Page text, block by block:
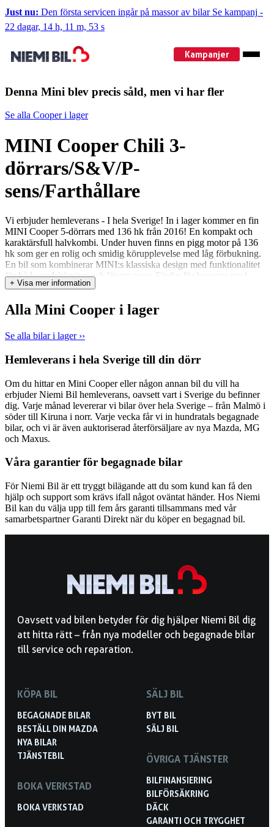
Just nu: Den första servicen ingår på massor av bilar Se kampanj -
22 dagar, 14 h, 11 m, 53 s
Kampanjer
Denna Mini blev precis såld, men vi har fler
Se alla Cooper i lager
MINI Cooper Chili 3-
dörrars/S&V/P-
sens/Farthållare
Vi erbjuder hemleverans - I hela Sverige! In i lager kommer en fin
MINI Cooper 5-dörrars med 136 hk från 2016! En kompakt och
karaktärsfull halvkombi. Under huven finns en pigg motor på 136
hk som ger en rolig och smidig körupplevelse med låg förbukning.
En bil som kombinerar MINI:s klassiska design med funktionalitet
för både stadskörning och längre turer. Färdig för leverans med
sommar- och vinterhjul, bluetooth, elhissar, AUX, USB, keyless
• Blandad förbrukning: 0,45 L/mil • Besiktigad till och med 2027-
05-31 • Trafikgaranti ingår • Årlig skatt: 360 kr Vill du veta mer om
bilen? På niemibil.se kan du bland annat: • Räkna ut din
månadskostnad • Boka en digital visning • Reservera bilen i 12
timmar Vill du ha hjälp med finansiering, hemleverans, försäkring
eller ägarbyte? Kontakta oss så får du all information du behöver!
du behöver? Vi hjälper gärna till med extrautrustning före eller efter
leverans! Vill du byta in din nuvarande bil när du köper en ny? Inga
problem! Vi värderar din bil kostnadsfritt och lämnar ett prisförslag
direkt – Du behöver inte ens städa eller tvätta bilen! Niemi Bil –
Sveriges största hjärta för bilar 4,8 snittbetyg på Google 4,7
snittbetyg på Trustpilot Vid intresse ring 018-69 68 00 eller maila
76 för en provkörning!
+ Visa mer information
Alla Mini Cooper i lager
Se alla bilar i lager ››
Hemleverans i hela Sverige till din dörr
Om du hittar en Mini Cooper eller någon annan bil du vill ha
erbjuder Niemi Bil hemleverans, oavsett vart i Sverige du befinner
dig. Varje månad levererar vi bilar över hela Sverige – från Malmö i
söder till Kiruna i norr. Varje vecka får vi in hundratals begagnade
bilar, och vi är även auktoriserad återförsäljare av nya Mazda, MG
och Maxus.
Våra garantier för begagnade bilar
För Niemi Bil är ett tryggt bilägande att du som kund kan få den
hjälp och support som krävs ifall något oväntat händer. Hos Niemi
Bil kan du välja upp till fem års garanti tillsammans med vår
samarbetspartner Garanti Direkt när du köper en begagnad bil.
Oavsett vad bilen betyder för dig hjälper Niemi Bil dig
att hitta rätt – från nya modeller och begagnade bilar
till service och reparation.
KÖPA BIL
BEGAGNADE BILAR
BESTÄLL DIN MAZDA
NYA BILAR
TJÄNSTEBIL
BOKA VERKSTAD
BOKA VERKSTAD
SÄLJ BIL
BYT BIL
SÄLJ BIL
ÖVRIGA TJÄNSTER
BILFINANSIERING
BILFÖRSÄKRING
DÄCK
GARANTI OCH TRYGGHET